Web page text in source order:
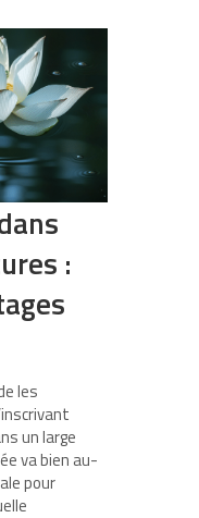
:
les
un large
va bien au-
pour